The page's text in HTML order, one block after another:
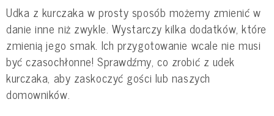
Udka z kurczaka w prosty sposób możemy zmienić w
danie inne niż zwykle. Wystarczy kilka dodatków, które
zmienią jego smak. Ich przygotowanie wcale nie musi
być czasochłonne! Sprawdźmy, co zrobić z udek
kurczaka, aby zaskoczyć gości lub naszych
domowników.